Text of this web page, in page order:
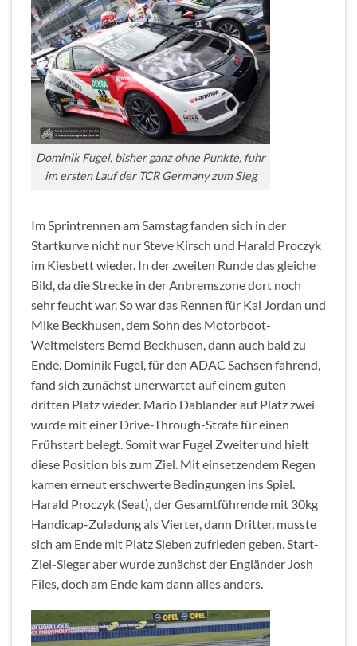
Dominik Fugel, bisher ganz ohne Punkte, fuhr
im ersten Lauf der TCR Germany zum Sieg
Im Sprintrennen am Samstag fanden sich in der
Startkurve nicht nur Steve Kirsch und Harald Proczyk
im Kiesbett wieder. In der zweiten Runde das gleiche
Bild, da die Strecke in der Anbremszone dort noch
sehr feucht war. So war das Rennen für Kai Jordan und
Mike Beckhusen, dem Sohn des Motorboot-
Weltmeisters Bernd Beckhusen, dann auch bald zu
Ende. Dominik Fugel, für den ADAC Sachsen fahrend,
fand sich zunächst unerwartet auf einem guten
dritten Platz wieder. Mario Dablander auf Platz zwei
wurde mit einer Drive-Through-Strafe für einen
Frühstart belegt. Somit war Fugel Zweiter und hielt
diese Position bis zum Ziel. Mit einsetzendem Regen
kamen erneut erschwerte Bedingungen ins Spiel.
Harald Proczyk (Seat), der Gesamtführende mit 30kg
Handicap-Zuladung als Vierter, dann Dritter, musste
sich am Ende mit Platz Sieben zufrieden geben. Start-
Ziel-Sieger aber wurde zunächst der Engländer Josh
Files, doch am Ende kam dann alles anders.